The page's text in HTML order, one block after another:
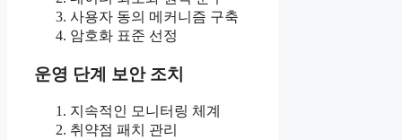
사용자 동의 메커니즘 구축
암호화 표준 선정
운영 단계 보안 조치
지속적인 모니터링 체계
취약점 패치 관리